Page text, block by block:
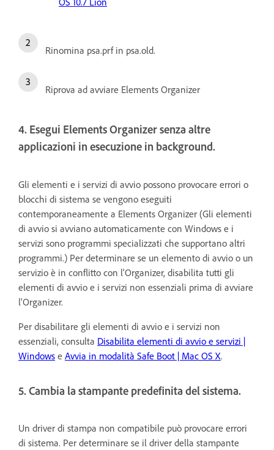
Rinomina psa.prf in psa.old.
Riprova ad avviare Elements Organizer
4. Esegui Elements Organizer senza altre
applicazioni in esecuzione in background.
Gli elementi e i servizi di avvio possono provocare errori o
blocchi di sistema se vengono eseguiti
contemporaneamente a Elements Organizer (Gli elementi
di avvio si avviano automaticamente con Windows e i
servizi sono programmi specializzati che supportano altri
programmi.) Per determinare se un elemento di avvio o un
servizio è in conflitto con l'Organizer, disabilita tutti gli
elementi di avvio e i servizi non essenziali prima di avviare
l'Organizer.
Per disabilitare gli elementi di avvio e i servizi non
essenziali, consulta Disabilita elementi di avvio e servizi |
Windows e Avvia in modalità Safe Boot | Mac OS X.
5. Cambia la stampante predefinita del sistema.
Un driver di stampa non compatibile può provocare errori
di sistema. Per determinare se il driver della stampante